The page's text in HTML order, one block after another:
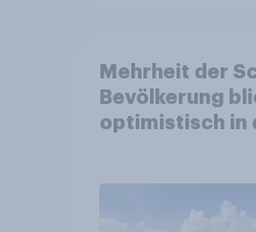
Mehrheit der
Bevölkerung
optimistisch in
Altersvorsorge